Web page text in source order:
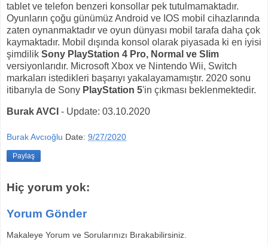
tablet ve telefon benzeri konsollar pek tutulmamaktadır.
Oyunların çoğu günümüz Android ve IOS mobil cihazlarında
zaten oynanmaktadır ve oyun dünyası mobil tarafa daha çok
kaymaktadır. Mobil dışında konsol olarak piyasada ki en iyisi
şimdilik Sony PlayStation 4 Pro, Normal ve Slim
versiyonlarıdır. Microsoft Xbox ve Nintendo Wii, Switch
markaları istedikleri başarıyı yakalayamamıştır. 2020 sonu
itibarıyla de Sony PlayStation 5'in çıkması beklenmektedir.
Burak AVCI - Update: 03.10.2020
Burak Avcıoğlu Date: 9/27/2020
Paylaş
Hiç yorum yok:
Yorum Gönder
Makaleye Yorum ve Sorularınızı Bırakabilirsiniz.